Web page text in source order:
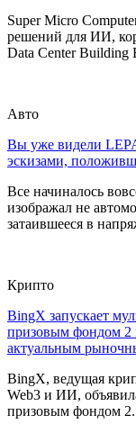
Super Micro
решений для ИИ,
Data Center Building
Авто
Вы уже видели
эскизами,
Все начиналось
изображал не
затаившееся в
Крипто
BingX запускает
призовым фондом
актуальным
BingX, ведущая
Web3 и ИИ,
призовым фондом